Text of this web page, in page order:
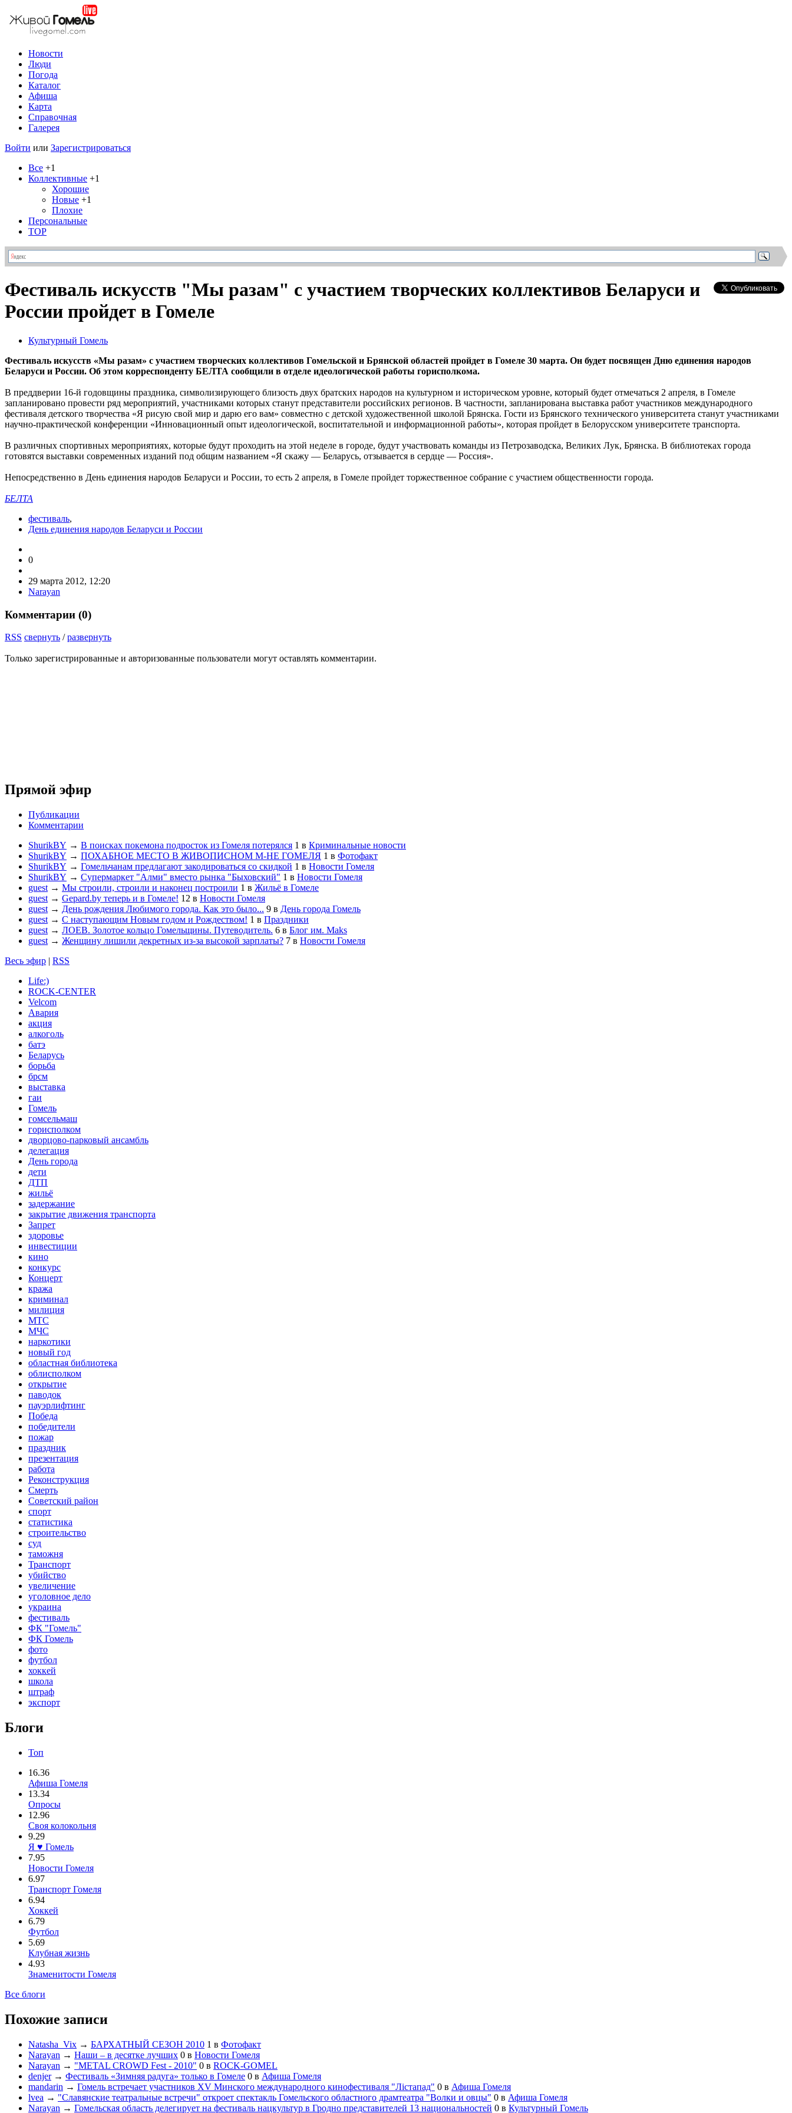
Новости
Люди
Погода
Каталог
Афиша
Карта
Справочная
Галерея
Войти или Зарегистрироваться
Все +1
Коллективные +1
Хорошие
Новые +1
Плохие
Персональные
TOP
Фестиваль искусств "Мы разам" с участием творческих коллективов Беларуси и
России пройдет в Гомеле
Культурный Гомель
Фестиваль искусств «Мы разам» с участием творческих коллективов Гомельской и Брянской областей пройдет в Гомеле 30 марта. Он будет посвящен Дню единения народов
Беларуси и России. Об этом корреспонденту БЕЛТА сообщили в отделе идеологической работы горисполкома.
В преддверии 16-й годовщины праздника, символизирующего близость двух братских народов на культурном и историческом уровне, который будет отмечаться 2 апреля, в Гомеле
запланировано провести ряд мероприятий, участниками которых станут представители российских регионов. В частности, запланирована выставка работ участников международного
фестиваля детского творчества «Я рисую свой мир и дарю его вам» совместно с детской художественной школой Брянска. Гости из Брянского технического университета станут участниками
научно-практической конференции «Инновационный опыт идеологической, воспитательной и информационной работы», которая пройдет в Белорусском университете транспорта.
В различных спортивных мероприятиях, которые будут проходить на этой неделе в городе, будут участвовать команды из Петрозаводска, Великих Лук, Брянска. В библиотеках города
готовятся выставки современных изданий под общим названием «Я скажу — Беларусь, отзывается в сердце — Россия».
Непосредственно в День единения народов Беларуси и России, то есть 2 апреля, в Гомеле пройдет торжественное собрание с участием общественности города.
БЕЛТА
фестиваль,
День единения народов Беларуси и России
0
29 марта 2012, 12:20
Narayan
Комментарии (0)
RSS свернуть /развернуть
Только зарегистрированные и авторизованные пользователи могут оставлять комментарии.
Прямой эфир
Публикации
Комментарии
ShurikBY → В поисках покемона подросток из Гомеля потерялся 1 в Криминальные новости
ShurikBY → ПОХАБНОЕ МЕСТО В ЖИВОПИСНОМ М-НЕ ГОМЕЛЯ 1 в Фотофакт
ShurikBY → Гомельчанам предлагают закодироваться со скидкой 1 в Новости Гомеля
ShurikBY → Супермаркет "Алми" вместо рынка "Быховский" 1 в Новости Гомеля
guest → Мы строили, строили и наконец построили 1 в Жильё в Гомеле
guest → Gepard.by теперь и в Гомеле! 12 в Новости Гомеля
guest → День рождения Любимого города. Как это было... 9 в День города Гомель
guest → С наступающим Новым годом и Рождеством! 1 в Праздники
guest → ЛОЕВ. Золотое кольцо Гомельщины. Путеводитель. 6 в Блог им. Maks
guest → Женщину лишили декретных из-за высокой зарплаты? 7 в Новости Гомеля
Весь эфир | RSS
Life:)
ROCK-CENTER
Velcom
Авария
акция
алкоголь
батэ
Беларусь
борьба
брсм
выставка
гаи
Гомель
гомсельмаш
горисполком
дворцово-парковый ансамбль
делегация
День города
дети
ДТП
жильё
задержание
закрытие движения транспорта
Запрет
здоровье
инвестиции
кино
конкурс
Концерт
кража
криминал
милиция
МТС
МЧС
наркотики
новый год
областная библиотека
облисполком
открытие
паводок
пауэрлифтинг
Победа
победители
пожар
праздник
презентация
работа
Реконструкция
Смерть
Советский район
спорт
статистика
строительство
суд
таможня
Транспорт
убийство
увеличение
уголовное дело
украина
фестиваль
ФК "Гомель"
ФК Гомель
фото
футбол
хоккей
школа
штраф
экспорт
Блоги
Топ
16.36
Афиша Гомеля
13.34
Опросы
12.96
Своя колокольня
9.29
Я ♥ Гомель
7.95
Новости Гомеля
6.97
Транспорт Гомеля
6.94
Хоккей
6.79
Футбол
5.69
Клубная жизнь
4.93
Знаменитости Гомеля
Все блоги
Похожие записи
Natasha_Vix → БАРХАТНЫЙ СЕЗОН 2010 1 в Фотофакт
Narayan → Наши – в десятке лучших 0 в Новости Гомеля
Narayan → "METAL CROWD Fest - 2010" 0 в ROCK-GOMEL
denjer→ Фестиваль «Зимняя радуга» только в Гомеле 0 в Афиша Гомеля
mandarin → Гомель встречает участников XV Минского международного кинофестиваля "Лiстапад" 0 в Афиша Гомеля
lvea → "Славянские театральные встречи" откроет спектакль Гомельского областного драмтеатра "Волки и овцы" 0 в Афиша Гомеля
Narayan → Гомельская область делегирует на фестиваль нацкультур в Гродно представителей 13 национальностей 0 в Культурный Гомель